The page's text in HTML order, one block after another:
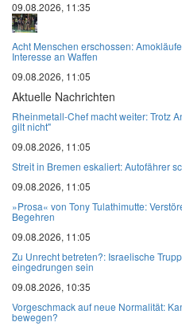
09.08.2026, 11:35
Acht Menschen erschossen:
Interesse an Waffen
09.08.2026, 11:05
Aktuelle Nachrichten
Rheinmetall-Chef macht weiter: Trotz
gilt nicht"
09.08.2026, 11:05
Streit in Bremen eskaliert: Autofährer
09.08.2026, 11:05
»Prosa« von Tony Tulathimutte:
Begehren
09.08.2026, 11:05
Zu Unrecht betreten?: Israelische
eingedrungen sein
09.08.2026, 10:35
Vorgeschmack auf neue Normalität:
bewegen?